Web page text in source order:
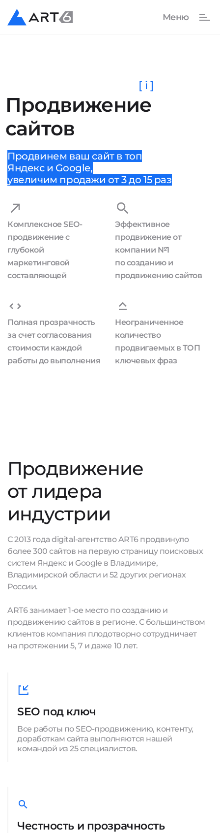
Продвижение
сайтов
[ i ]
Продвинем ваш сайт в топ
Яндекс и Google,
увеличим продажи от 3 до 15 раз
Комплексное SEO-
продвижение с
глубокой
маркетинговой
составляющей
Эффективное
продвижение от
компании №1
по созданию и
продвижению сайтов
Полная прозрачность
за счет согласования
стоимости каждой
работы до выполнения
Неограниченное
количество
продвигаемых в ТОП
ключевых фраз
Продвижение
от лидера
индустрии
С 2013 года digital-агентство ART6 продвинуло
более 300 сайтов на первую страницу поисковых
систем Яндекс и Google в Владимире,
Владимирской области и 52 других регионах
России.
ART6 занимает 1-ое место по созданию и
продвижению сайтов в регионе. С большинством
клиентов компания плодотворно сотрудничает
на протяжении 5, 7 и даже 10 лет.
SEO под ключ
Все работы по SEO-продвижению, контенту,
доработкам сайта выполняются нашей
командой из 25 специалистов.
Честность и прозрачность